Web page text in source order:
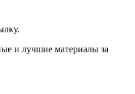
и лучшие материалы за